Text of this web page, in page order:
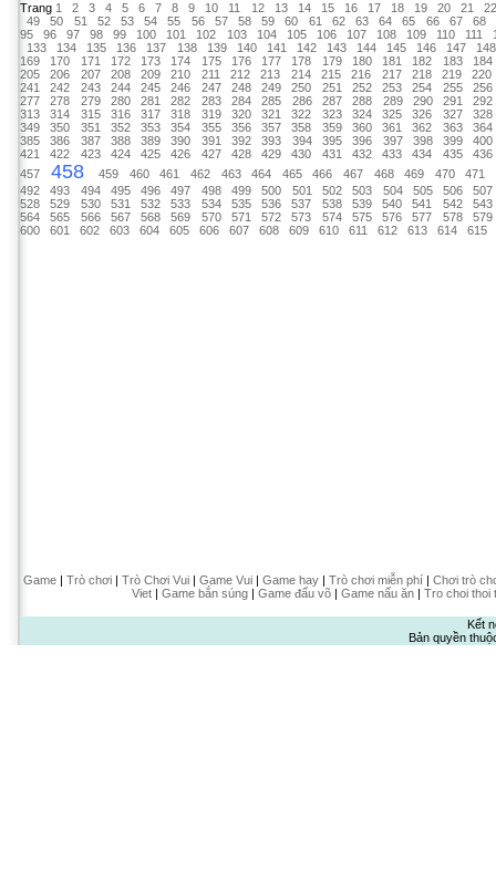
Trang 1 2 3 4 5 6 7 8 9 10 11 12 13 14 15 16 17 18 19 20 21
22
49
50 51 52 53 54 55 56 57 58 59 60 61 62 63 64 65 66 67
68
95
96 97 98 99 100 101 102 103 104 105 106 107 108 109 110 111
133
134 135 136 137 138 139 140 141 142 143 144 145 146 147
148
169
170 171 172 173 174 175 176 177 178 179 180 181 182 183
184
205
206 207 208 209 210 211 212 213 214 215 216 217 218 219
220
241
242 243 244 245 246 247 248 249 250 251 252 253 254 255
256
277
278 279 280 281 282 283 284 285 286 287 288 289 290 291
292
313
314 315 316 317 318 319 320 321 322 323 324 325 326 327
328
349
350 351 352 353 354 355 356 357 358 359 360 361 362 363
364
385
386 387 388 389 390 391 392 393 394 395 396 397 398 399
400
421
422 423 424 425 426 427 428 429 430 431 432 433 434 435
436
457
458 459 460 461 462 463 464 465 466 467 468 469 470 471
492
493 494 495 496 497 498 499 500 501 502 503 504 505 506
507
528
529 530 531 532 533 534 535 536 537 538 539 540 541 542
543
564
565 566 567 568 569 570 571 572 573 574 575 576 577 578
579
600
601 602 603 604 605 606 607 608 609 610 611 612 613 614 615
Game| Trò chơi| Trò Chơi Vui| Game Vui| Game hay| Trò chơi miễn phí| Chơi trò
Viet| Game bắn súng| Game đấu võ| Game nấu ăn| Tro choi thoi
Kết
Bản quyền